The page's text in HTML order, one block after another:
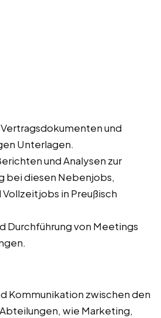
und
Unterlagen.
und Analysen zur
bei diesen Nebenjobs,
in Preußisch
Durchführung von Meetings
Kommunikation zwischen den
wie Marketing,